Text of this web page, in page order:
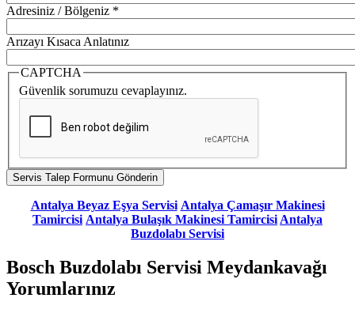
Adresiniz / Bölgeniz *
Arızayı Kısaca Anlatınız
CAPTCHA
Güvenlik sorumuzu cevaplayınız.
Antalya Beyaz Eşya Servisi Antalya Çamaşır Makinesi
Tamircisi Antalya Bulaşık Makinesi TamircisiAntalya
Buzdolabı Servisi
Bosch Buzdolabı Servisi Meydankavağı
Yorumlarınız